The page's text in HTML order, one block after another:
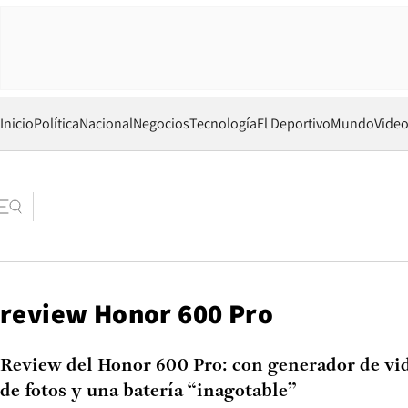
InicioPolíticaNacionalNegociosTecnologíaEl DeportivoMundo
review Honor 600 Pro
Review del Honor 600 Pro: con generador de
de fotos y una batería “inagotable”